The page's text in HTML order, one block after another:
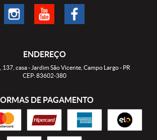
ENDEREÇO
137, casa- Jardim São Vicente, Campo Largo- PR
CEP: 83602-380
DE PAGAMENTO